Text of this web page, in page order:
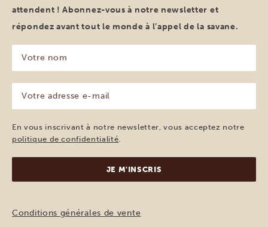
attendent ! Abonnez-vous à notre newsletter et
répondez avant tout le monde à l’appel de la savane.
nom
(Nécessaire)
adresse
e-
mail
(Nécessaire)
En vous inscrivant à notre newsletter, vous acceptez notre
politique de confidentialité.
Conditions générales de vente